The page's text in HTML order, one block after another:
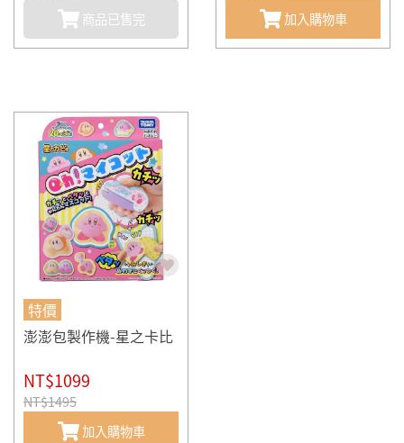
商品已售完
加入購物車
特價
澎澎包製作機-星之卡比
NT$1099
NT$1495
加入購物車